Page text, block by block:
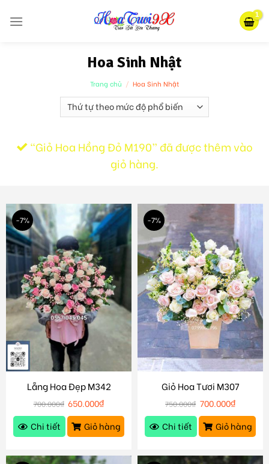
Hoa Sinh Nhật
Trang chủ / Hoa Sinh Nhật
“Giỏ Hoa Hồng Đỏ M190” đã được thêm vào
giỏ hàng.
-7%
Lẵng Hoa Đẹp M342
700.000₫ 650.000₫
Chi tiết
Giỏ hàng
-7%
Giỏ Hoa Tươi M307
750.000₫ 700.000₫
Chi tiết
Giỏ hàng